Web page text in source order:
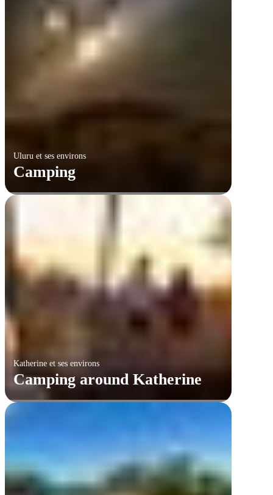
Uluru et ses environs
Camping
Katherine et ses environs
Camping around Katherine